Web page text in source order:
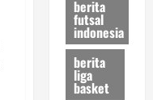
berita
futsal
indonesia
berita
liga
basket